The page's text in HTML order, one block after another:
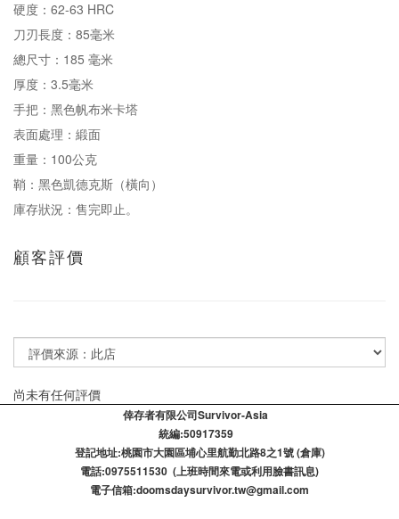
硬度：62-63 HRC
刀刃長度：85毫米
總尺寸：185 毫米
厚度：3.5毫米
手把：黑色帆布米卡塔
表面處理：緞面
重量：100公克
鞘：黑色凱德克斯（橫向）
庫存狀況：售完即止。
顧客評價
尚未有任何評價
倖存者有限公司Survivor-Asia
統編:50917359
登記​地址:桃園市大園區埔心里航勤北路8之1號 (倉庫)
電話:0975511530 (上班時間來電或利用臉書訊息)
電子信箱:doomsdaysurvivor.tw@gmail.com